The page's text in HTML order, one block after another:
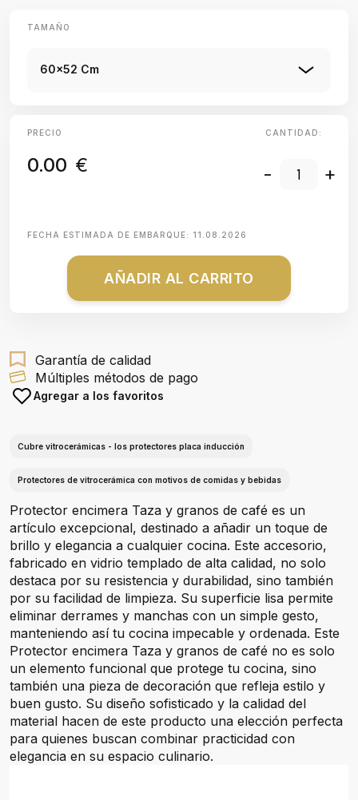
TAMAÑO
60x52 Cm
PRECIO
0.00 €
CANTIDAD:
- +
FECHA ESTIMADA DE EMBARQUE: 11.08.2026
AÑADIR AL CARRITO
Garantía de calidad
Múltiples métodos de pago
Agregar a los favoritos
Cubre vitrocerámicas - los protectores placa inducción
Protectores de vitrocerámica con motivos de comidas y bebidas
Protector encimera Taza y granos de café es un
artículo excepcional, destinado a añadir un toque de
brillo y elegancia a cualquier cocina. Este accesorio,
fabricado en vidrio templado de alta calidad, no solo
destaca por su resistencia y durabilidad, sino también
por su facilidad de limpieza. Su superficie lisa permite
eliminar derrames y manchas con un simple gesto,
manteniendo así tu cocina impecable y ordenada. Este
Protector encimera Taza y granos de café no es solo
un elemento funcional que protege tu cocina, sino
también una pieza de decoración que refleja estilo y
buen gusto. Su diseño sofisticado y la calidad del
material hacen de este producto una elección perfecta
para quienes buscan combinar practicidad con
elegancia en su espacio culinario.